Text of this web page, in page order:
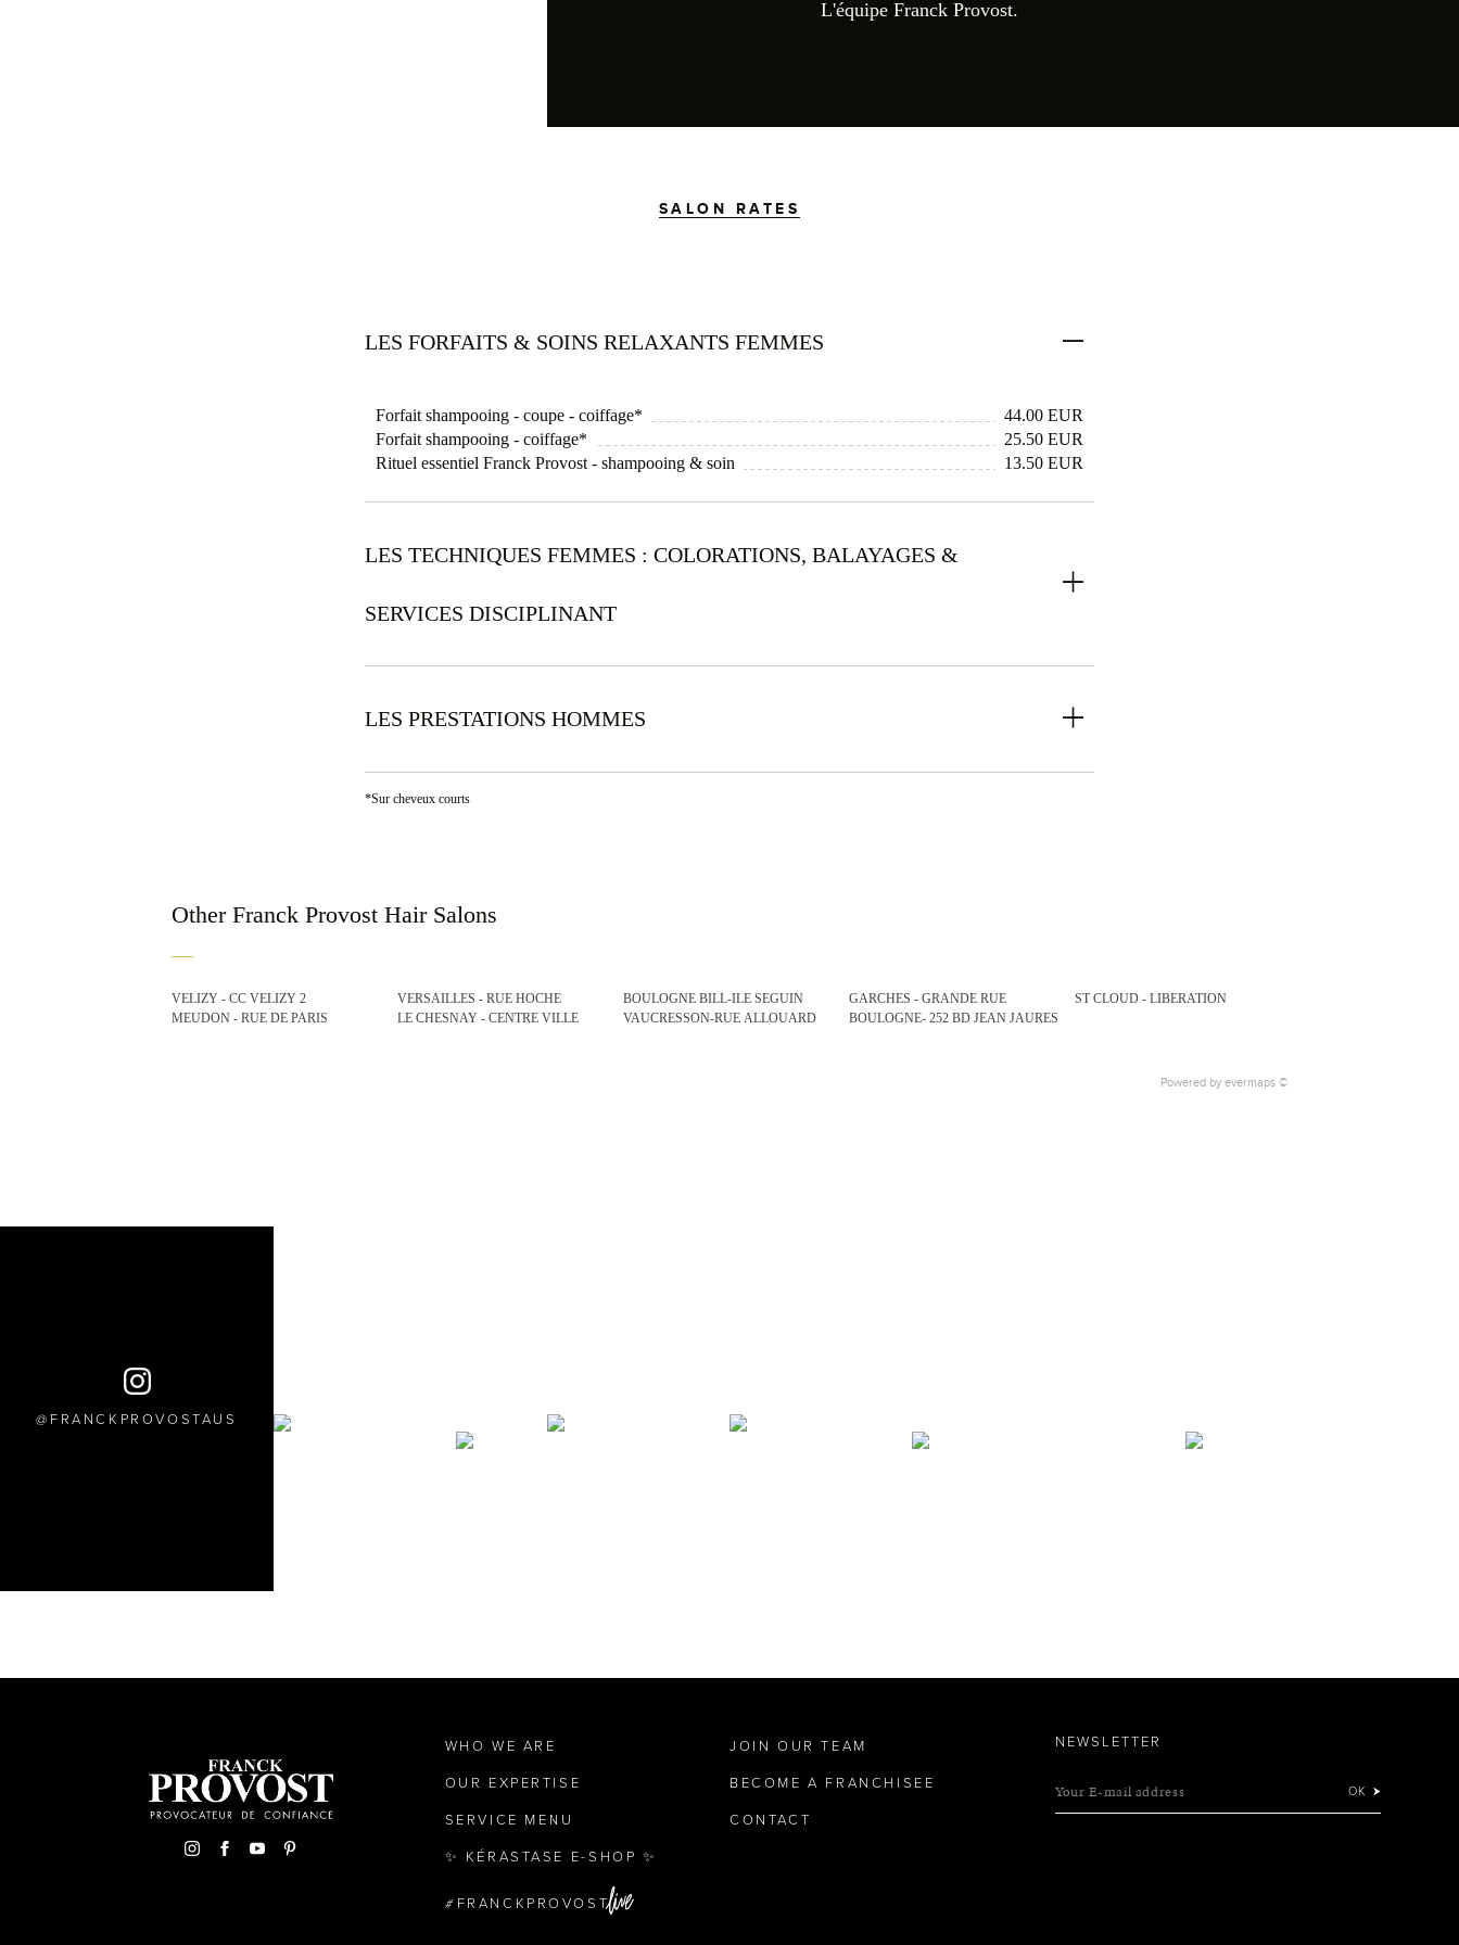
L'équipe Franck Provost.
SALON RATES
LES FORFAITS & SOINS RELAXANTS FEMMES
Forfait shampooing - coupe - coiffage*
44.00 EUR
Forfait shampooing - coiffage*
25.50 EUR
Rituel essentiel Franck Provost - shampooing & soin
13.50 EUR
LES TECHNIQUES FEMMES : COLORATIONS, BALAYAGES &
SERVICES DISCIPLINANT
LES PRESTATIONS HOMMES
*Sur cheveux courts
Other Franck Provost Hair Salons
VELIZY - CC VELIZY 2
MEUDON - RUE DE PARIS
VERSAILLES - RUE HOCHE
LE CHESNAY - CENTRE VILLE
BOULOGNE BILL-ILE SEGUIN
VAUCRESSON-RUE ALLOUARD
GARCHES - GRANDE RUE
BOULOGNE- 252 BD JEAN JAURES
ST CLOUD - LIBERATION
Powered by evermaps ©
FRANCKPROVOSTAUS
WHO WE ARE
OUR EXPERTISE
SERVICE MENU
✨ KÉRASTASE E-SHOP ✨
FRANCKPROVOST
JOIN OUR TEAM
BECOME A FRANCHISEE
CONTACT
NEWSLETTER
Your E-mail address OK